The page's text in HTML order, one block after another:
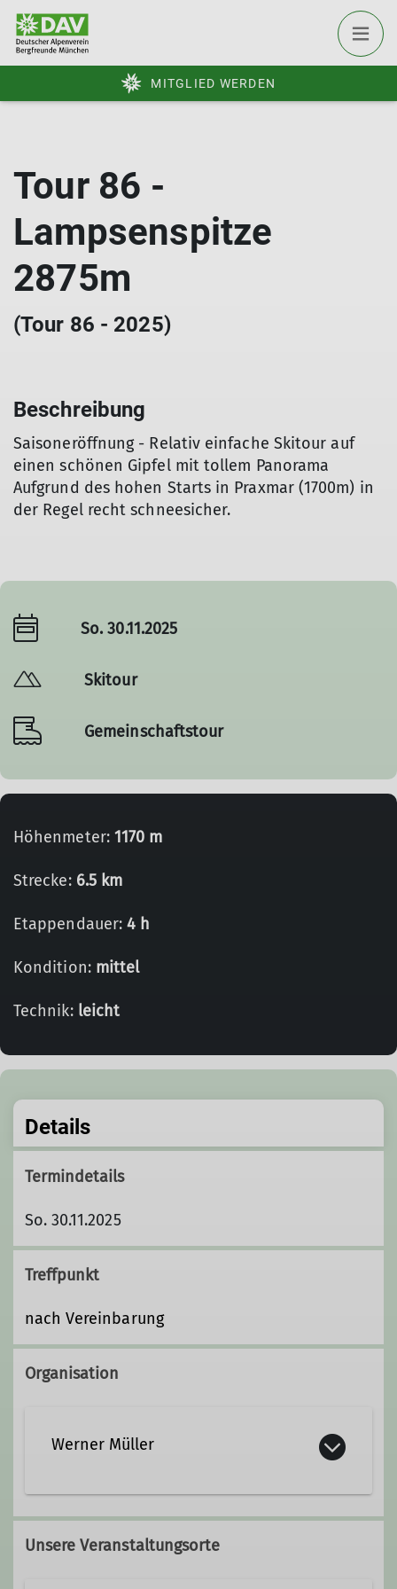
MITGLIED WERDEN
Tour 86 -
Lampsenspitze
2875m
(Tour 86 - 2025)
Beschreibung
Saisoneröffnung - Relativ einfache Skitour auf
einen schönen Gipfel mit tollem Panorama
Aufgrund des hohen Starts in Praxmar (1700m) in
der Regel recht schneesicher.
So. 30.11.2025
Skitour
Gemeinschaftstour
Höhenmeter: 1170 m
Strecke: 6.5 km
Etappendauer:4 h
Kondition: mittel
Technik: leicht
Details
Termindetails
So. 30.11.2025
Treffpunkt
nach Vereinbarung
Organisation
Werner Müller
0172 857 4518
Kontakt aufnehmen
Unsere Veranstaltungsorte